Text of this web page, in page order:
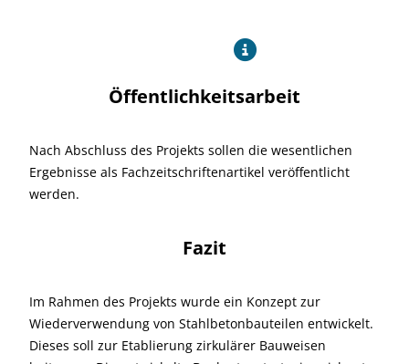
Öffentlichkeitsarbeit
Nach Abschluss des Projekts sollen die wesentlichen
Ergebnisse als Fachzeitschriftenartikel veröffentlicht
werden.
Fazit
Im Rahmen des Projekts wurde ein Konzept zur
Wiederverwendung von Stahlbetonbauteilen entwickelt.
Dieses soll zur Etablierung zirkulärer Bauweisen